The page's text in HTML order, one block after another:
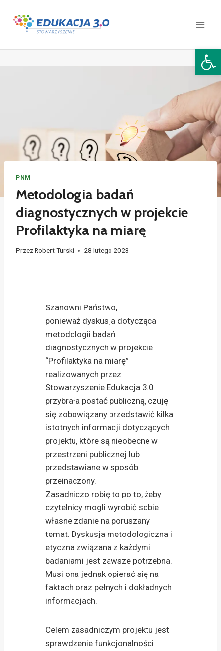
PNM
Metodologia badań
diagnostycznych w projekcie
Profilaktyka na miarę
PrzezRobert Turski 28 lutego 2023
Szanowni Państwo,
ponieważ dyskusja dotycząca
metodologii badań
diagnostycznych w projekcie
“Profilaktyka na miarę”
realizowanych przez
Stowarzyszenie Edukacja 3.0
przybrała postać publiczną, czuję
się zobowiązany przedstawić kilka
istotnych informacji dotyczących
projektu, które są nieobecne w
przestrzeni publicznej lub
przedstawiane w sposób
przeinaczony.
Zasadniczo robię to po to, żeby
czytelnicy mogli wyrobić sobie
własne zdanie na poruszany
temat. Dyskusja metodologiczna i
etyczna związana z każdymi
badaniami jest zawsze potrzebna.
Musi ona jednak opierać się na
faktach oraz pełnych i dokładnych
informacjach.
Celem zasadniczym projektu jest
sprawdzenie funkcjonalności